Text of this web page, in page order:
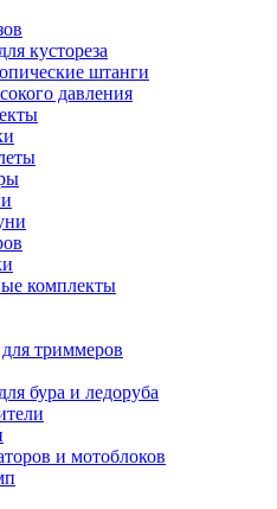
кустореза
штанги
давления
комплекты
триммеров
бура и ледоруба
и мотоблоков